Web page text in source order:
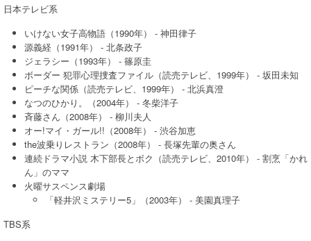
日本テレビ系
いけない女子高物語（1990年） - 神田律子
源義経（1991年） - 北条政子
ジェラシー（1993年） - 篠原圭
ボーダー 犯罪心理捜査ファイル（読売テレビ、1999年） - 坂田未知
ピーチな関係（読売テレビ、1999年） - 北浜真澄
なつのひかり。（2004年） - 冬柴洋子
斉藤さん（2008年） - 柳川夫人
オー!マイ・ガール!!（2008年） - 渋谷加恵
the波乗りレストラン（2008年） - 長塚先輩の奥さん
連続ドラマ小説 木下部長とボク（読売テレビ、2010年） - 割烹「かれ
ん」のママ
火曜サスペンス劇場
「軽井沢ミステリー5」（2003年） - 美園真理子
TBS系